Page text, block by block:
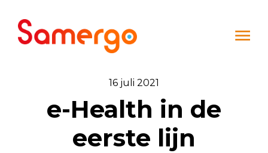
16 juli 2021
e-Health in de
eerste lijn